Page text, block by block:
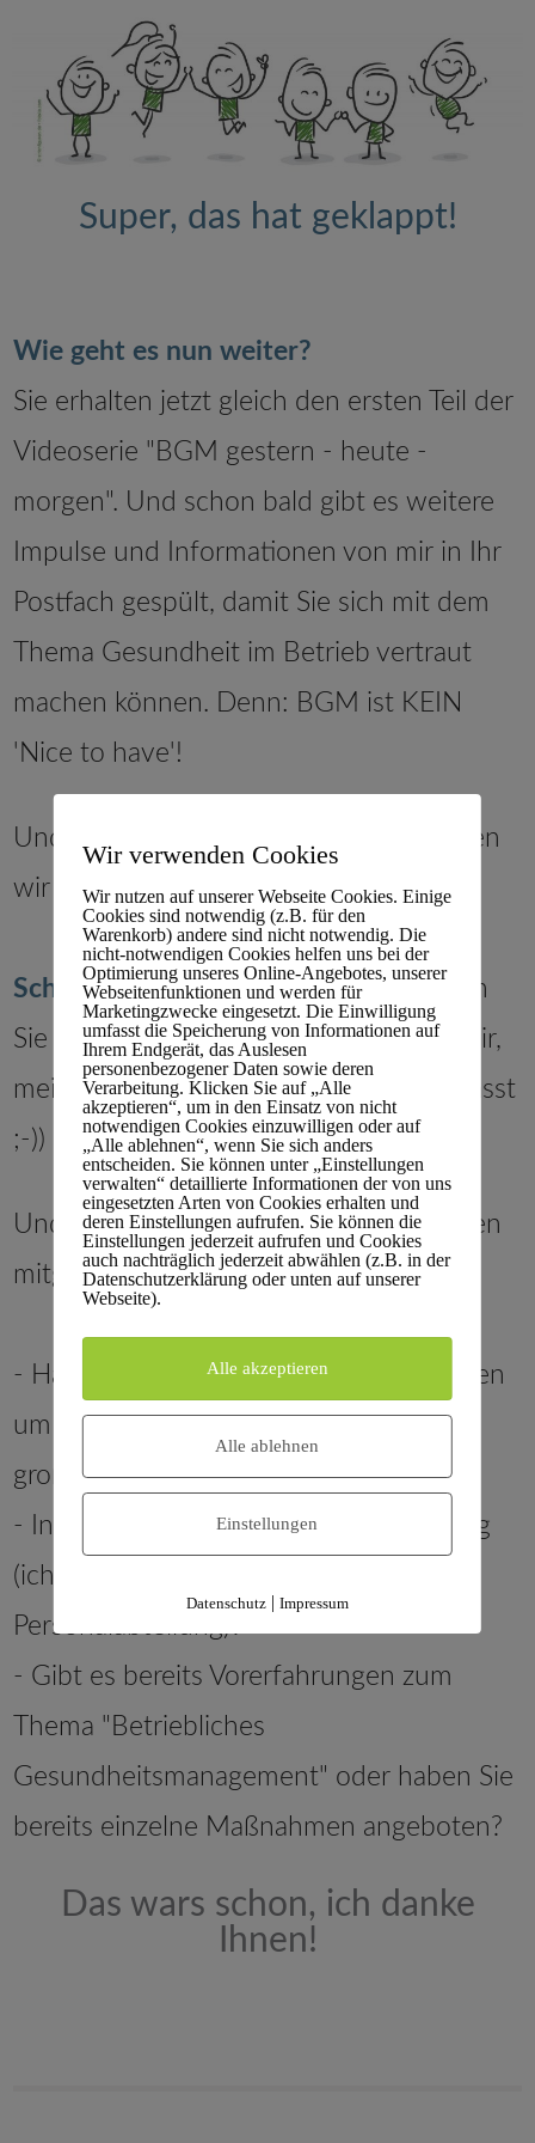
Super, das hat geklappt!
Wie geht es nun weiter?
Sie erhalten jetzt gleich den ersten Teil der
Videoserie "BGM gestern - heute -
morgen". Und schon bald gibt es weitere
Impulse und Informationen von mir in Ihr
Postfach gespült, damit Sie sich mit dem
Thema Gesundheit im Betrieb vertraut
machen können. Denn: BGM ist KEIN
'Nice to have'!
Und wenn Sie Fragen haben, dann lösen
wir sie!
Schreiben Sie mich an oder vereinbaren
Sie einen unverbindlichen Termin mit mir,
mein
Kalender weiß genau, wann es passt
;-))
Und auch ich habe Ihnen ein paar Fragen
mitgebracht:
- Handelt es sich bei Ihrem Unternehmen
um ein kleines, mittelständisches oder
großes Unternehmen?
- In welcher Abteilung dort sind Sie tätig
(ich vermute sehr stark in der
Personalabteilung)?
- Gibt es bereits Vorerfahrungen zum
Thema "Betriebliches
Gesundheitsmanagement" oder haben Sie
bereits einzelne Maßnahmen angeboten?
Das wars schon, ich danke
Ihnen!
Wir verwenden Cookies
Wir nutzen auf unserer Webseite Cookies. Einige
Cookies sind notwendig (z.B. für den
Warenkorb) andere sind nicht notwendig. Die
nicht-notwendigen Cookies helfen uns bei der
Optimierung unseres Online-Angebotes, unserer
Webseitenfunktionen und werden für
Marketingzwecke eingesetzt. Die Einwilligung
umfasst die Speicherung von Informationen auf
Ihrem Endgerät, das Auslesen
personenbezogener Daten sowie deren
Verarbeitung. Klicken Sie auf „Alle
akzeptieren“, um in den Einsatz von nicht
notwendigen Cookies einzuwilligen oder auf
„Alle ablehnen“, wenn Sie sich anders
entscheiden. Sie können unter „Einstellungen
verwalten“ detaillierte Informationen der von uns
eingesetzten Arten von Cookies erhalten und
deren Einstellungen aufrufen. Sie können die
Einstellungen jederzeit aufrufen und Cookies
auch nachträglich jederzeit abwählen (z.B. in der
Datenschutzerklärung oder unten auf unserer
Webseite).
Alle akzeptieren
Alle ablehnen
Einstellungen
Datenschutz| Impressum